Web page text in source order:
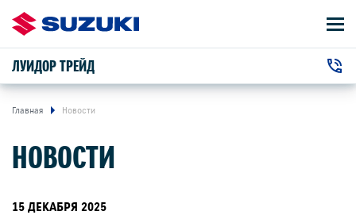
ЛУИДОР ТРЕЙД
г. Нижний Новгород, Ларина улица, 30
АВТОМОБИЛИ
ВЛАДЕЛЬЦАМ
О КОМПАНИИ
КОНТАКТЫ
Главная Новости
НОВОСТИ
15 ДЕКАБРЯ 2025